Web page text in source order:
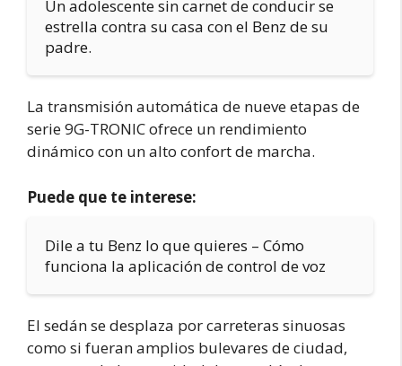
Un adolescente sin carnet de conducir se
estrella contra su casa con el Benz de su
padre.
La transmisión automática de nueve etapas de
serie 9G-TRONIC ofrece un rendimiento
dinámico con un alto confort de marcha.
Puede que te interese:
Dile a tu Benz lo que quieres – Cómo
funciona la aplicación de control de voz
El sedán se desplaza por carreteras sinuosas
como si fueran amplios bulevares de ciudad,